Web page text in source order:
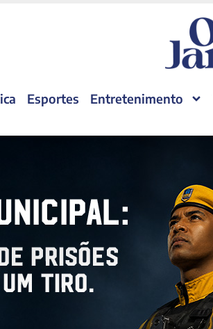
Esportes Entretenimento